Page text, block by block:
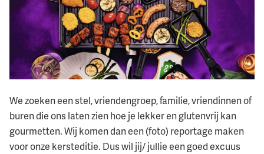
We zoeken een stel, vriendengroep, familie, vriendinnen of
buren die ons laten zien hoe je lekker en glutenvrij kan
gourmetten. Wij komen dan een (foto) reportage maken
voor onze kersteditie. Dus wil jij/ jullie een goed excuus